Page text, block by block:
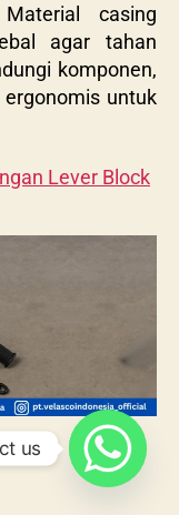
casing
agar tahan
komponen,
untuk
Lever Block
us